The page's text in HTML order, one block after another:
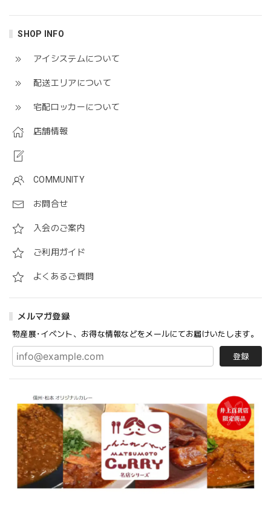
SHOP INFO
アイシステムについて
配送エリアについて
宅配ロッカーについて
店舗情報
COMMUNITY
お問合せ
入会のご案内
ご利用ガイド
よくあるご質問
メルマガ登録
物産展･イベント、お得な情報などをメールにてお届けいたします。
登録